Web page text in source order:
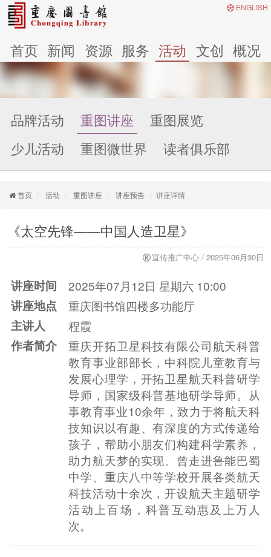
ENGLISH
首页 新闻 资源 服务 活动 文创 概况
品牌活动 重图讲座
重图展览
少儿活动
重图微世界 读者俱乐部
首页 活动 重图讲座 讲座预告 讲座详情
《太空先锋——中国人造卫星》
宣传推广中心 / 2025年06月30日
讲座时间
2025年07月12日 星期六 10:00
讲座地点
重庆图书馆四楼多功能厅
主讲人
程霞
作者简介
重庆开拓卫星科技有限公司航天科普
教育事业部部长，中科院儿童教育与
发展心理学，开拓卫星航天科普研学
导师，国家级科普基地研学导师。从
事教育事业10余年，致力于将航天科
技知识以有趣、有深度的方式传递给
孩子，帮助小朋友们构建科学素养，
助力航天梦的实现。曾走进鲁能巴蜀
中学、重庆八中等学校开展各类航天
科技活动十余次，开设航天主题研学
活动上百场，科普互动惠及上万人
次。